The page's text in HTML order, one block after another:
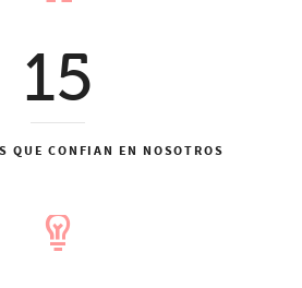
15
QUE CONFIAN EN NOSOTROS